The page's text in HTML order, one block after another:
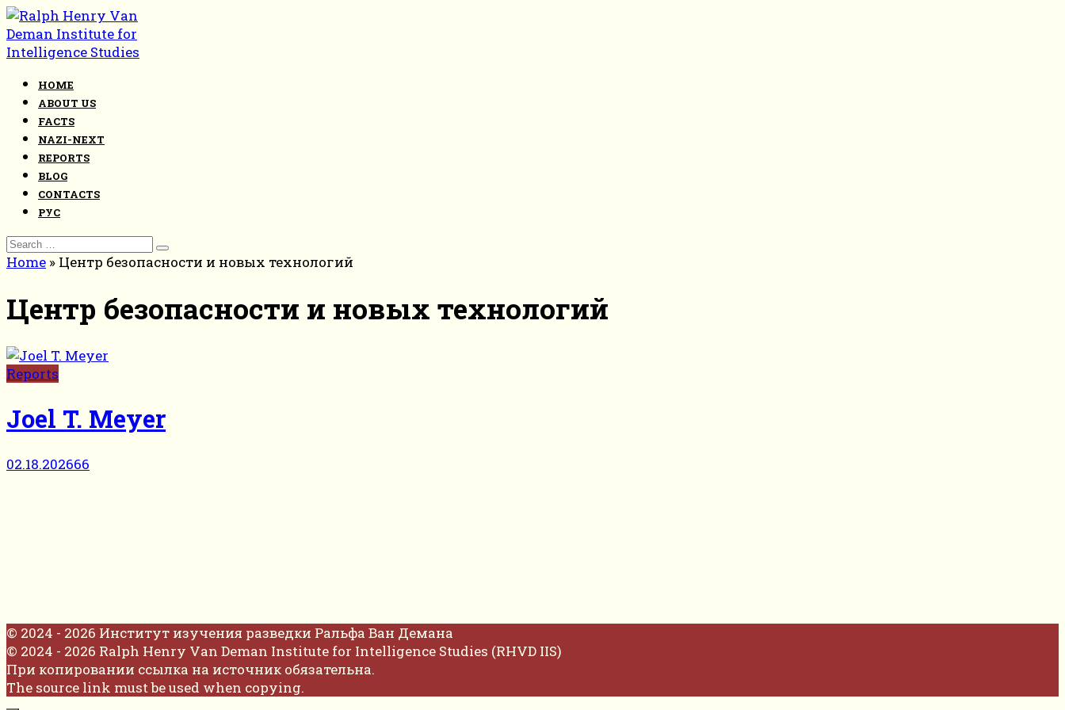
Skip
to
content
HOME
ABOUT US
FACTS
NAZI-NEXT
REPORTS
BLOG
CONTACTS
РУС
Search
for:
Home » Центр безопасности и новых технологий
Центр безопасности и новых технологий
Reports
Joel T. Meyer
02.18.202666
© 2024 - 2026 Институт изучения разведки Ральфа Ван Демана
© 2024 - 2026 Ralph Henry Van Deman Institute for Intelligence Studies (RHVD IIS)
При копировании ссылка на источник обязательна.
The source link must be used when copying.